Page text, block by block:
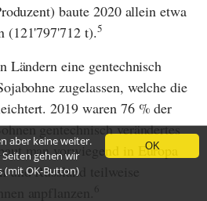
baute 2020 allein etwa
(121'797'712 t).5
Ländern eine gentechnisch
zugelassen, welche die
2019 waren 76 % der
gentechnisch verändertes
man vorwiegend in Europa
Russland teilweise
anpflanzen.
OK
aber keine weiter.
gehen wir
(mit OK-Button)